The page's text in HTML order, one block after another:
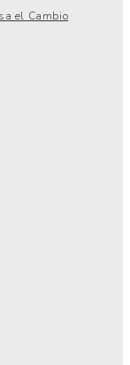
el Cambio